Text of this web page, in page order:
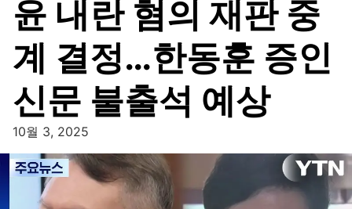
윤 내란 혐의 재판 중
계 결정…한동훈 증인
신문 불출석 예상
10월 3, 2025